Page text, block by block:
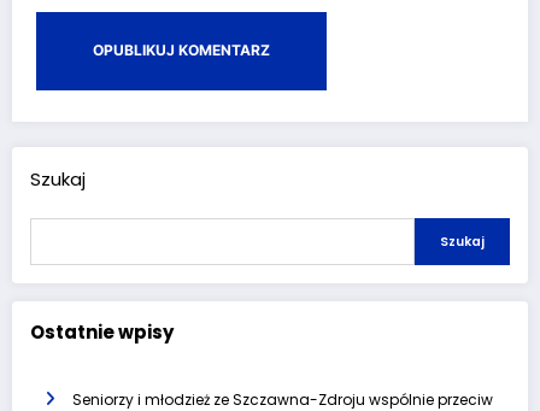
Szukaj
Szukaj
Ostatnie wpisy
Seniorzy i młodzież ze Szczawna-Zdroju wspólnie przeciw